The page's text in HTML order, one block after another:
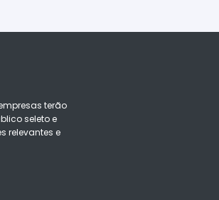
terão
seleto e
relevantes e